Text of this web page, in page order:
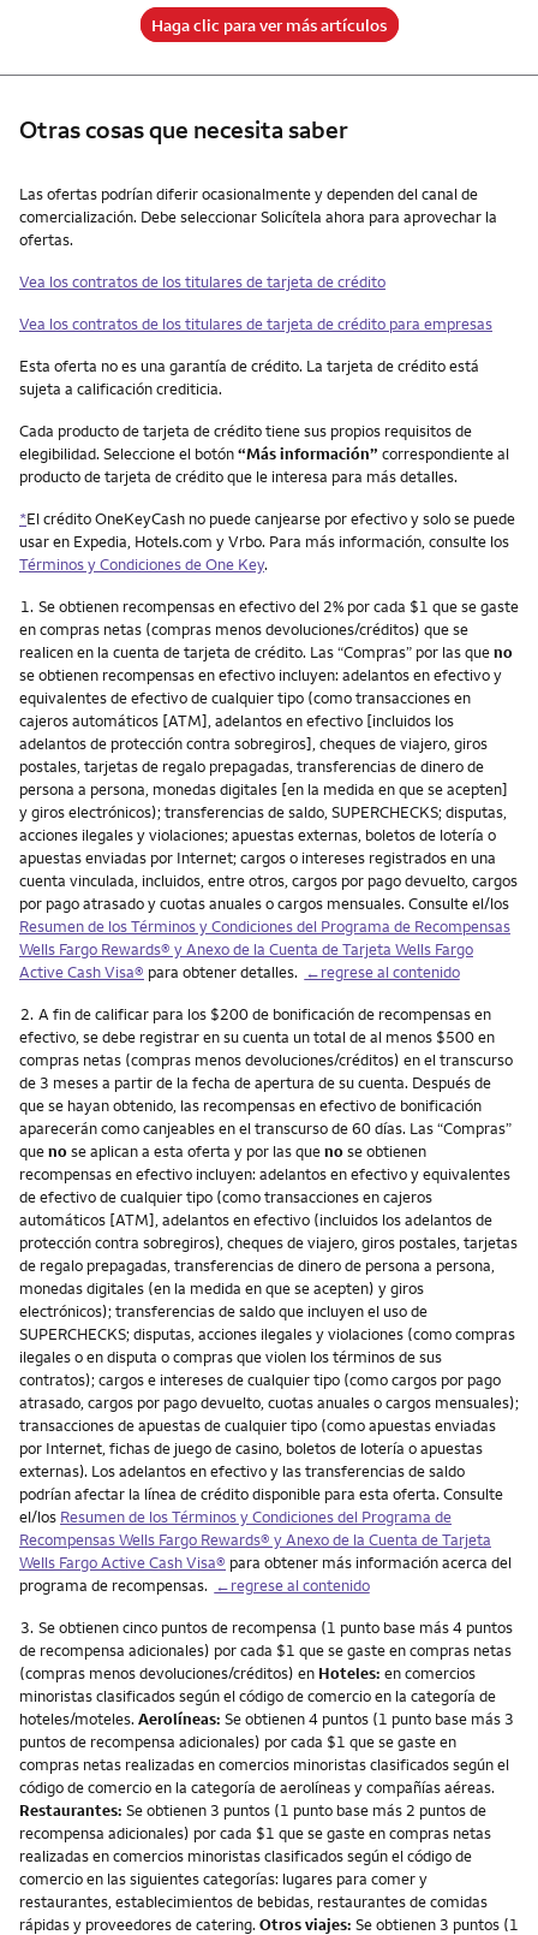
Haga clic para ver más artículos
Otras cosas que necesita saber
Otras cosas que necesita saber
Las ofertas podrían diferir ocasionalmente y dependen del canal de
comercialización. Debe seleccionar Solicítela ahora para aprovechar la
ofertas.
Vea los contratos de los titulares de tarjeta de crédito
Vea los contratos de los titulares de tarjeta de crédito para empresas
Esta oferta no es una garantía de crédito. La tarjeta de crédito está
sujeta a calificación crediticia.
Cada producto de tarjeta de crédito tiene sus propios requisitos de
elegibilidad. Seleccione el botón“Más información” correspondiente al
producto de tarjeta de crédito que le interesa para más detalles.
*El crédito OneKeyCash no puede canjearse por efectivo y solo se puede
usar en Expedia, Hotels.com y Vrbo. Para más información, consulte los
Términos y Condiciones de One Key.
Nota
1. Se obtienen recompensas en efectivo del 2% por cada $1 que se gaste
en compras netas (compras menos devoluciones/créditos) que se
realicen en la cuenta de tarjeta de crédito. Las “Compras” por las queno
se obtienen recompensas en efectivo incluyen: adelantos en efectivo y
equivalentes de efectivo de cualquier tipo (como transacciones en
cajeros automáticos [ATM], adelantos en efectivo [incluidos los
adelantos de protección contra sobregiros], cheques de viajero, giros
postales, tarjetas de regalo prepagadas, transferencias de dinero de
persona a persona, monedas digitales [en la medida en que se acepten]
y giros electrónicos); transferencias de saldo, SUPERCHECKS; disputas,
acciones ilegales y violaciones; apuestas externas, boletos de lotería o
apuestas enviadas por Internet; cargos o intereses registrados en una
cuenta vinculada, incluidos, entre otros, cargos por pago devuelto, cargos
por pago atrasado y cuotas anuales o cargos mensuales. Consulte el/los
Resumen de los Términos y Condiciones del Programa de Recompensas
Wells Fargo Rewards® y Anexo de la Cuenta de Tarjeta Wells Fargo
Active Cash Visa® para obtener detalles. ←regrese al contenido
Nota
2. A fin de calificar para los $200 de bonificación de recompensas en
efectivo, se debe registrar en su cuenta un total de al menos $500 en
compras netas (compras menos devoluciones/créditos) en el transcurso
de 3 meses a partir de la fecha de apertura de su cuenta. Después de
que se hayan obtenido, las recompensas en efectivo de bonificación
aparecerán como canjeables en el transcurso de 60 días. Las “Compras”
quenose aplican a esta oferta y por las quenose obtienen
recompensas en efectivo incluyen: adelantos en efectivo y equivalentes
de efectivo de cualquier tipo (como transacciones en cajeros
automáticos [ATM], adelantos en efectivo (incluidos los adelantos de
protección contra sobregiros), cheques de viajero, giros postales, tarjetas
de regalo prepagadas, transferencias de dinero de persona a persona,
monedas digitales (en la medida en que se acepten) y giros
electrónicos); transferencias de saldo que incluyen el uso de
SUPERCHECKS; disputas, acciones ilegales y violaciones (como compras
ilegales o en disputa o compras que violen los términos de sus
contratos); cargos e intereses de cualquier tipo (como cargos por pago
atrasado, cargos por pago devuelto, cuotas anuales o cargos mensuales);
transacciones de apuestas de cualquier tipo (como apuestas enviadas
por Internet, fichas de juego de casino, boletos de lotería o apuestas
externas). Los adelantos en efectivo y las transferencias de saldo
podrían afectar la línea de crédito disponible para esta oferta. Consulte
el/los Resumen de los Términos y Condiciones del Programa de
RecompensasWells Fargo Rewards® y Anexo de la Cuenta de Tarjeta
Wells Fargo Active Cash Visa® para obtener más información acerca del
programa de recompensas. ←regrese al contenido
Nota
3. Se obtienen cinco puntos de recompensa (1 punto base más 4 puntos
de recompensa adicionales) por cada $1 que se gaste en compras netas
(compras menos devoluciones/créditos) en Hoteles: en comercios
minoristas clasificados según el código de comercio en la categoría de
hoteles/moteles. Aerolíneas: Se obtienen 4 puntos (1 punto base más 3
puntos de recompensa adicionales) por cada $1 que se gaste en
compras netas realizadas en comercios minoristas clasificados según el
código de comercio en la categoría de aerolíneas y compañías aéreas.
Restaurantes: Se obtienen 3 puntos (1 punto base más 2 puntos de
recompensa adicionales) por cada $1 que se gaste en compras netas
realizadas en comercios minoristas clasificados según el código de
comercio en las siguientes categorías: lugares para comer y
restaurantes, establecimientos de bebidas, restaurantes de comidas
rápidas y proveedores de catering. Otros viajes: Se obtienen 3 puntos (1